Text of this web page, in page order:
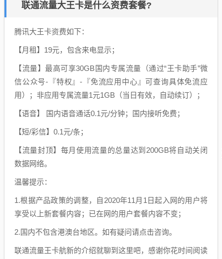
联通流量大王卡是什么资费套餐?
腾讯大王卡资费如下：
【月租】19元，包含来电显示；
【流量】最高可享30GB国内专属流量（通过“王卡助手”微
信公众号-『特权』-『免流应用中心』可查询具体免流应
用）；非应用专属流量1元1GB（当日有效，自动续订）；
【语音】 国内语音通话0.1元/分钟；国内接听免费；
【短/彩信】0.1元/条；
【流量封顶】每月使用流量的总量达到200GB将自动关闭
数据网络。
温馨提示：
1.根据产品政策的调整，自2020年11月1日起入网的用户将
享受以上新套餐内容；已在网的用户套餐内容不变；
2.国内不包含港澳台地区。如有疑问请点击咨询。
联通流量王卡航新的介绍就聊到这里吧，感谢你花时间阅读